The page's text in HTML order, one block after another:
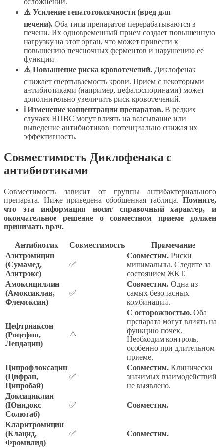
⚠️ Усиление гепатотоксичности (вред для
печени). Оба типа препаратов перерабатываются в
печени. Их одновременный прием создает повышенную
нагрузку на этот орган, что может привести к
повышению печеночных ферментов и нарушению ее
функции.
⚠️ Повышение риска кровотечений. Диклофенак
снижает свертываемость крови. Прием с некоторыми
антибиотиками (например, цефалоспоринами) может
дополнительно увеличить риск кровотечений.
ℹ️ Изменение концентрации препаратов. В редких
случаях НПВС могут влиять на всасывание или
выведение антибиотиков, потенциально снижая их
эффективность.
Совместимость Диклофенака с
антибиотиками
Совместимость зависит от группы антибактериального
препарата. Ниже приведена обобщенная таблица. Помните,
что эта информация носит справочный характер, и
окончательное решение о совместном приеме должен
принимать врач.
Антибиотик Совместимость
Примечание
Азитромицин
(Сумамед,
Азитрокс)
✅
Совместим. Риски
минимальны. Следите за
состоянием ЖКТ.
Амоксициллин
(Амоксиклав,
Флемоксин)
✅
Совместим. Одна из
самых безопасных
комбинаций.
Цефтриаксон
(Роцефин,
Лендацин)
⚠️
С осторожностью. Оба
препарата могут влиять на
функцию почек.
Необходим контроль,
особенно при длительном
приеме.
Ципрофлоксацин
(Цифран,
Ципробай)
✅
Совместим. Клинически
значимых взаимодействий
не выявлено.
Доксициклин
(Юнидокс
Солютаб)
✅ Совместим.
Кларитромицин
(Клацид,
Фромилид)
✅ Совместим.